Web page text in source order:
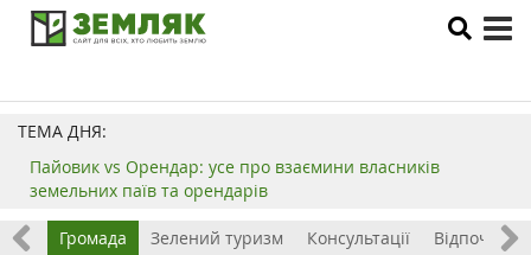
ТЕМА ДНЯ:
Пайовик vs Орендар: усе про взаємини власників
земельних паїв та орендарів
Громада Зелений туризм Консультації Відпочинок